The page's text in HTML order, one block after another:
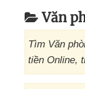
Văn
Tìm Văn
tiền Online,